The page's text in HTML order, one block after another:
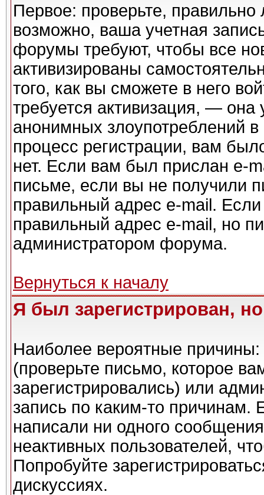
Первое: проверьте,
возможно, ваша учетная
форумы требуют, чтобы все
активизированы
того, как вы сможете в него
требуется активизация, —
анонимных злоупотреблений
процесс регистрации, вам
нет. Если вам был прислан e-
письме, если вы не получили
правильный адрес e-mail.
правильный адрес e-mail, но
администратором форума.
Вернуться к началу
Я был зарегистрирован,
Наиболее вероятные
(проверьте письмо, которое
зарегистрировались) или
запись по каким-то причинам.
написали ни одного
неактивных пользователей,
Попробуйте
дискуссиях.